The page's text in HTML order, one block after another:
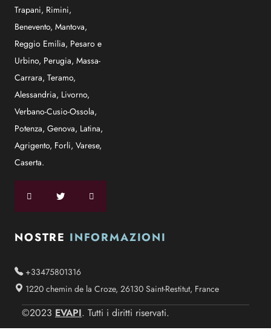
Trapani, Rimini,
Benevento, Mantova,
Reggio Emilia, Pesaro e
Urbino, Perugia, Massa-
Carrara, Teramo,
Alessandria, Livorno,
Verbano-Cusio-Ossola,
Potenza, Genova, Latina,
Agrigento, Forli, Varese,
Caserta.
NOSTRE INFORMAZIONI
+33475801316
1220 chemin de la Croze, 26130 Saint-Restitut, France
©2023 EVAPI. Tutti i diritti riservati.